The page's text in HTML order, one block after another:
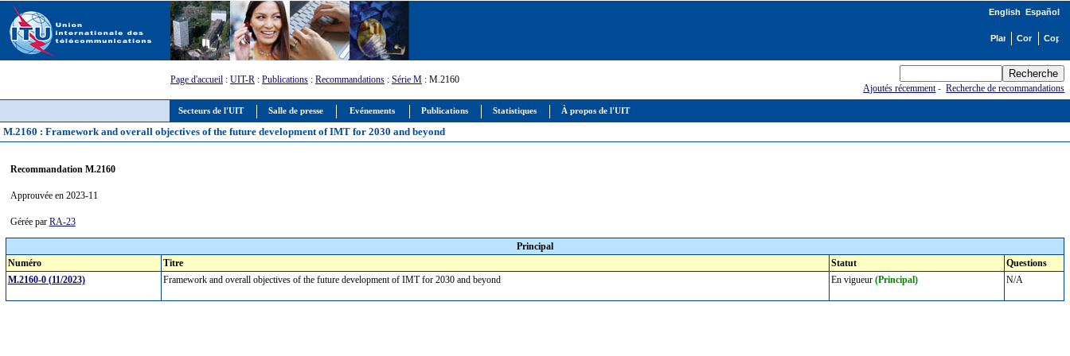
Secteurs de l'UIT Salle de presse Evénements Publications Statistiques À propos de l'UIT
English Español
Page d'accueil : UIT-R : Publications : Recommandations : Série M : M.2160
Ajoutés récemment-Recherche de recommandations
M.2160 : Framework and overall objectives of the future development of IMT for 2030 and beyond
Recommandation M.2160
Approuvée en 2023-11
Gérée par RA-23
Principal
Numéro
Titre Statut
Questions
M.2160-0 (11/2023)
Framework and overall objectives of the future development of IMT for 2030 and beyond En vigueur (Principal) N/A